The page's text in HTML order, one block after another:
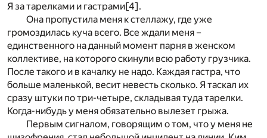
Я за тарелками и гастрами[4] .
Она пропустила меня к стеллажу, где уже
громоздилась куча всего. Все ждали меня –
единственного на данный момент парня в женском
коллективе, на которого скинули всю работу грузчика.
После такого и в качалку не надо. Каждая гастра, что
больше маленькой, весит невесть сколько. Я таскал их
сразу штуки по три-четыре, складывая туда тарелки.
Когда-нибудь у меня обязательно вылезет грыжа.
Первым сигналом, говорящим о том, что у меня не